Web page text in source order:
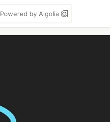
Powered by Algolia